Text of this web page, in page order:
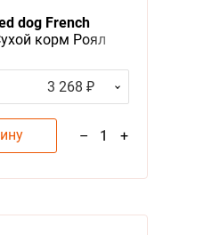
dog French
корм Роял
в возрасте
3 268 ₽
– 1 +